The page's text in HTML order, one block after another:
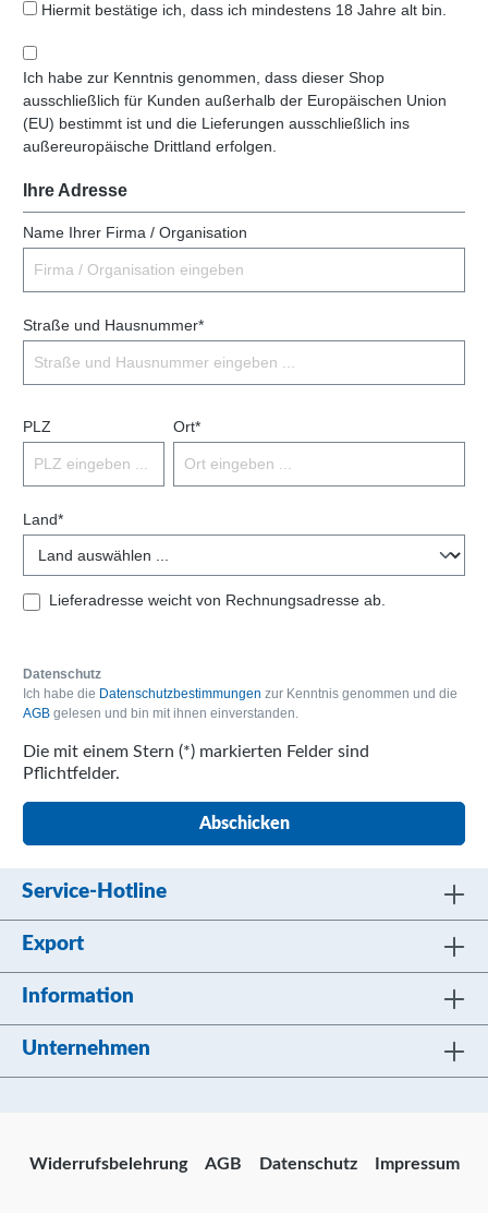
Hiermit bestätige ich, dass ich mindestens 18 Jahre alt bin.
Ich habe zur Kenntnis genommen, dass dieser Shop
ausschließlich für Kunden außerhalb der Europäischen Union
(EU) bestimmt ist und die Lieferungen ausschließlich ins
außereuropäische Drittland erfolgen.
Ihre Adresse
Name Ihrer Firma / Organisation
Straße und Hausnummer*
PLZ Ort*
Land*
Lieferadresse weicht von Rechnungsadresse ab.
Datenschutz
Ich habe die Datenschutzbestimmungen zur Kenntnis genommen und die
AGB gelesen und bin mit ihnen einverstanden.
Die mit einem Stern (*) markierten Felder sind
Pflichtfelder.
Abschicken
Service-Hotline
Export
Information
Unternehmen
Widerrufsbelehrung AGB Datenschutz Impressum